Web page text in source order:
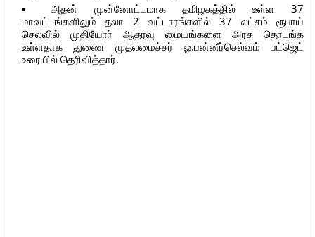
அதன் முன்னோட்டமாக தமிழகத்தில் உள்ள 37
மாவட்டங்களிலும் தலா 2 வட்டாரங்களில் 37 லட்சம் ரூபாய்
செலவில் முதியோர் ஆதரவு மையங்களை அரசு தொடங்க
உள்ளதாக துணை முதலமைச்சர் ஓ.பன்னீர்செல்வம் பட்ஜெட்
உரையில் தெரிவித்தார்.